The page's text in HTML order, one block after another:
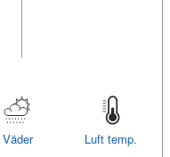
Luft temp.
Väder